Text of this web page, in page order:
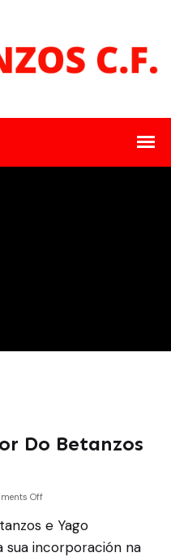
Do Betanzos
Off
e Yago
sua incorporación na